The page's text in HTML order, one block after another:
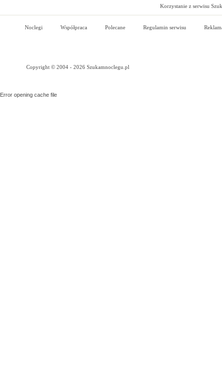
Korzystanie z serwisu
Noclegi Współpraca Polecane Regulamin serwisu
Copyright © 2004 - 2026 Szukamnoclegu.pl
Error opening cache file